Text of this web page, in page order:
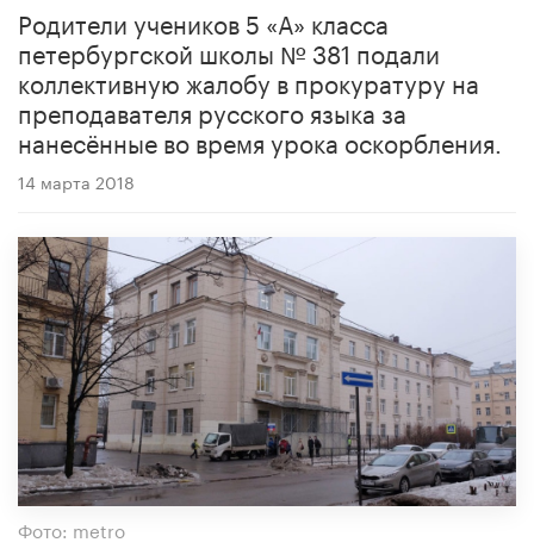
Родители учеников 5 «А» класса
петербургской школы № 381 подали
коллективную жалобу в прокуратуру на
преподавателя русского языка за
нанесённые во время урока оскорбления.
14 марта 2018
Фото: metro